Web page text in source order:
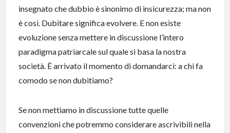
insegnato che dubbio è sinonimo di insicurezza; ma non
è così. Dubitare significa evolvere. E non esiste
evoluzione senza mettere in discussione l’intero
paradigma patriarcale sul quale si basa la nostra
società. È arrivato il momento di domandarci: a chi fa
comodo se non dubitiamo?
Se non mettiamo in discussione tutte quelle
convenzioni che potremmo considerare ascrivibili nella